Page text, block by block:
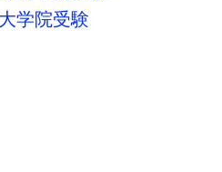
学院受験